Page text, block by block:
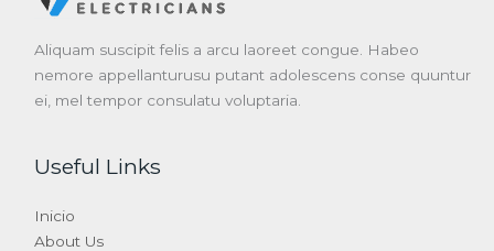
Aliquam suscipit felis a arcu laoreet congue. Habeo
nemore appellanturusu putant adolescens conse quuntur
ei, mel tempor consulatu voluptaria.
Useful Links
Inicio
About Us